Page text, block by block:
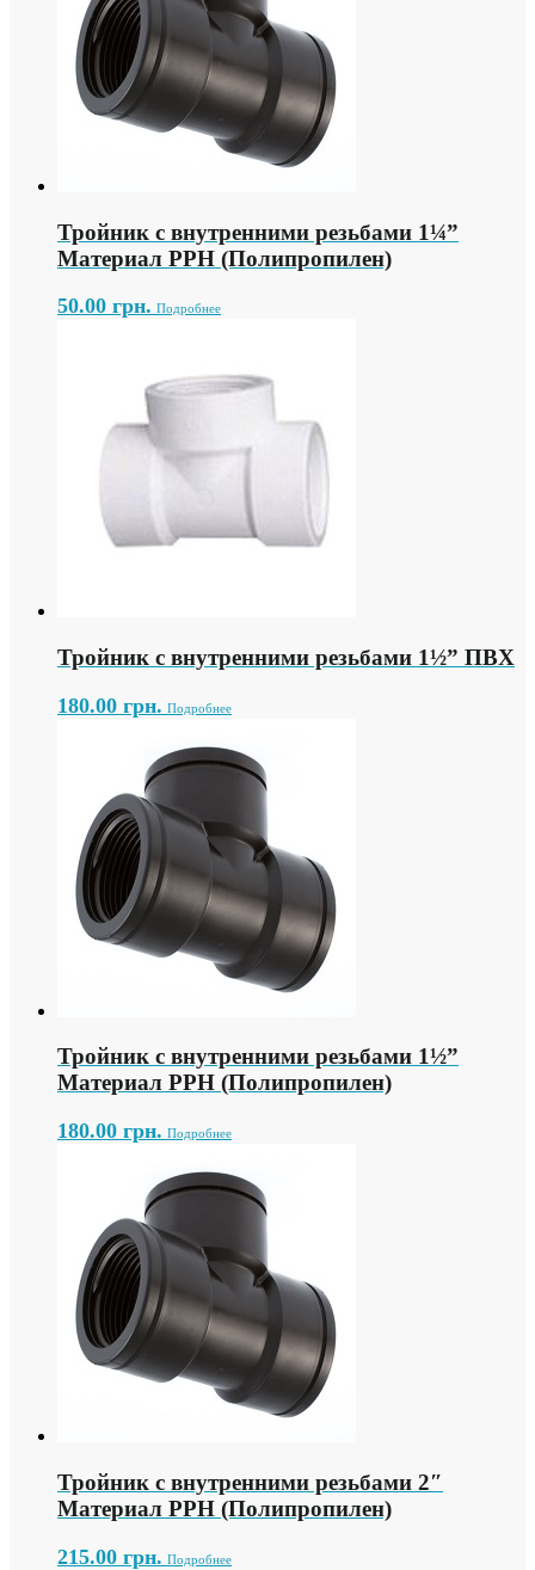
Тройник с внутренними резьбами 1¼”
Материал PPH (Полипропилен)
50.00 грн. Подробнее
Тройник с внутренними резьбами 1½” ПВХ
180.00 грн. Подробнее
Тройник с внутренними резьбами 1½”
Материал PPH (Полипропилен)
180.00 грн. Подробнее
Тройник с внутренними резьбами 2″
Материал PPH (Полипропилен)
215.00 грн. Подробнее